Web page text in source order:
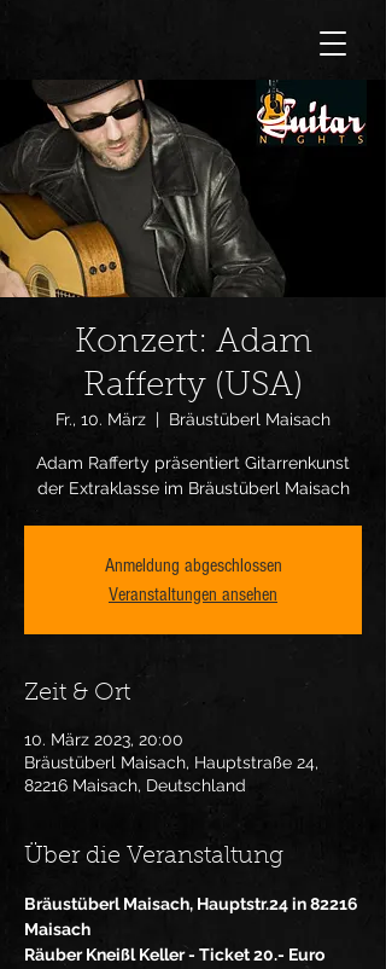
Konzert: Adam
Rafferty (USA)
Fr., 10. März
  |
Bräustüberl Maisach
Adam Rafferty präsentiert Gitarrenkunst
der Extraklasse im Bräustüberl Maisach
Anmeldung abgeschlossen
Veranstaltungen ansehen
Zeit & Ort
10. März 2023, 20:00
Bräustüberl Maisach, Hauptstraße 24,
82216 Maisach, Deutschland
Über die Veranstaltung
Bräustüberl Maisach, Hauptstr.24 in 82216
Maisach
Räuber Kneißl Keller - Ticket 20.- Euro